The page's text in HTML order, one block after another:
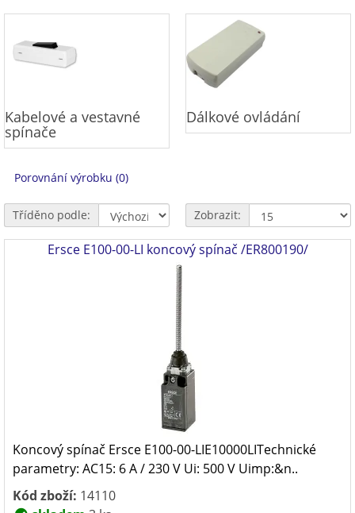
Kabelové a vestavné
spínače
Dálkové ovládání
Porovnání výrobku (0)
Tříděno podle: Zobrazit:
Ersce E100-00-LI koncový spínač /ER800190/
Koncový spínač Ersce E100-00-LIE10000LITechnické
parametry: AC15: 6 A / 230 V Ui: 500 V Uimp:&n..
Kód zboží: 14110